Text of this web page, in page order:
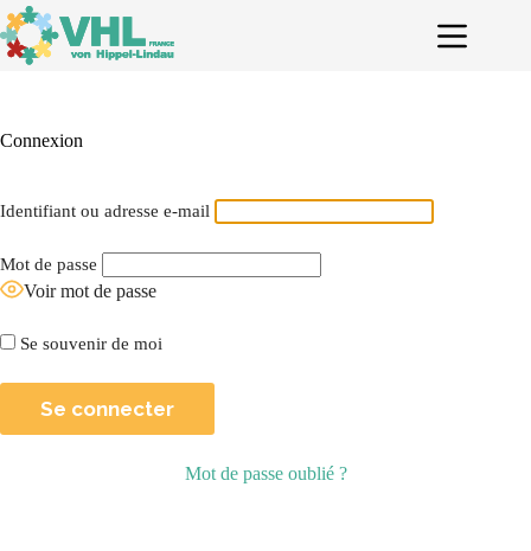
Passer
au
contenu
Connexion
Identifiant ou adresse e-mail
Mot de passe
Voir mot de passe
Se souvenir de moi
Mot de passe oublié ?